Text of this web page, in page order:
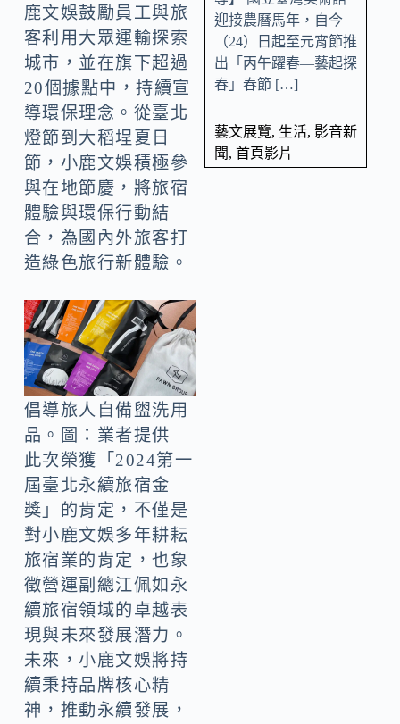
鹿文娛鼓勵員工與旅
客利用大眾運輸探索
城市，並在旗下超過
20個據點中，持續宣
導環保理念。從臺北
燈節到大稻埕夏日
節，小鹿文娛積極參
與在地節慶，將旅宿
體驗與環保行動結
合，為國內外旅客打
造綠色旅行新體驗。
倡導旅人自備盥洗用
品。圖：業者提供
此次榮獲「2024第一
屆臺北永續旅宿金
獎」的肯定，不僅是
對小鹿文娛多年耕耘
旅宿業的肯定，也象
徵營運副總江佩如永
續旅宿領域的卓越表
現與未來發展潛力。
未來，小鹿文娛將持
續秉持品牌核心精
神，推動永續發展，
迎接農曆馬年，自今
（24）日起至元宵節推
出「丙午躍春—藝起探
春」春節 […]
藝文展覽, 生活, 影音新
聞, 首頁影片